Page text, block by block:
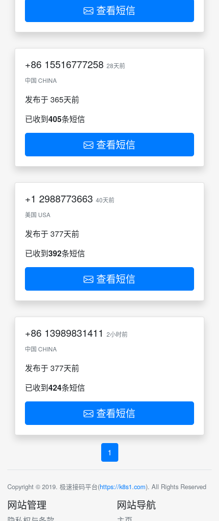
查看短信
+86 15516777258 28天前
中国 CHINA
发布于 365天前
已收到405条短信
查看短信
+1 2988773663 40天前
美国 USA
发布于 377天前
已收到392条短信
查看短信
+86 13989831411 2小时前
中国 CHINA
发布于 377天前
已收到424条短信
查看短信
1
Copyright © 2019. 极速接码平台(https://k8s1.com). All Rights Reserved
网站管理 网站导航